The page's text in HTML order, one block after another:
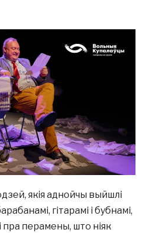
якія аднойчы выйшлі
гітарамі і бубнамі,
пра перамены, што ніяк